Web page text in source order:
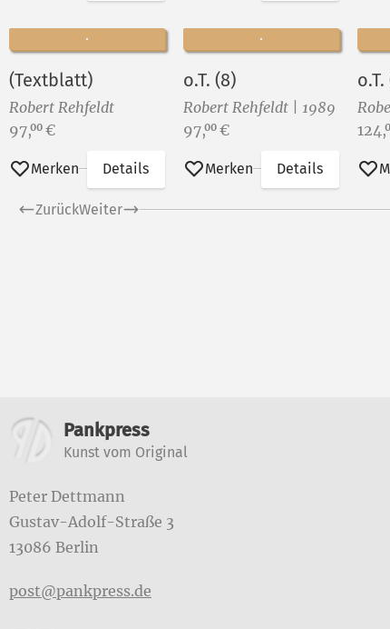
(Textblatt)
Robert Rehfeldt
Preis:
97,00 €
Merken Details
o.T. (8)
Robert Rehfeldt | 1989
Preis:
97,00 €
Merken Details
124,
ZurückWeiter
Weitere
Pankpress
Kunst vom Original
Peter Dettmann
Gustav-Adolf-Straße 3
13086 Berlin
post@pankpress.de